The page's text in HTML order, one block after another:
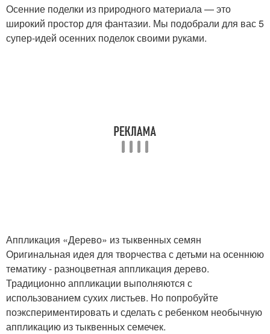
Креативные поделки
Поделки в детский сад
Поделки в детский
садик
Тематические поделки
Поделки из бросового
Осенние поделки из природного материала — это
широкий простор для фантазии. Мы подобрали для вас 5
супер-идей осенних поделок своими руками.
Аппликация «Дерево» из тыквенных семян
Оригинальная идея для творчества с детьми на осеннюю
тематику - разноцветная аппликация дерево.
Традиционно аппликации выполняются с
использованием сухих листьев. Но попробуйте
поэкспериментировать и сделать с ребенком необычную
аппликацию из тыквенных семечек.